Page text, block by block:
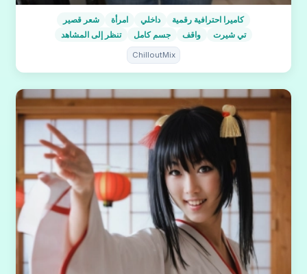
شعر قصير امرأة داخلي
كاميرا احترافية رقمية
تنظر إلى المشاهد
جسم كامل واقف تي شيرت
ChilloutMix